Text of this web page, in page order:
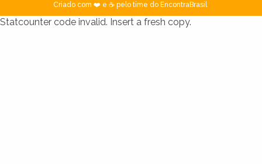
Criado com ❤️ e ☕ pelo time do EncontraBrasil
Statcounter code invalid. Insert a fresh copy.